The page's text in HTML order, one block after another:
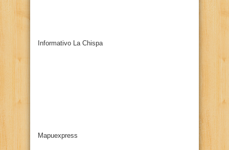
Informativo La Chispa
Mapuexpress